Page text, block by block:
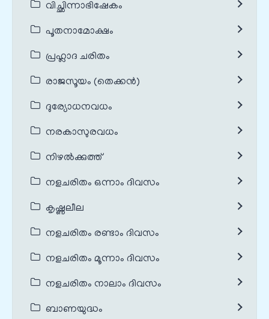
വിച്ഛിന്നാഭിഷേകം
പൂതനാമോക്ഷം
പ്രഹ്ലാദ ചരിതം
രാജസൂയം (തെക്കൻ)
ദുര്യോധനവധം
നരകാസുരവധം
നിഴൽക്കുത്ത്
നളചരിതം ഒന്നാം ദിവസം
കൃഷ്ണലീല
നളചരിതം രണ്ടാം ദിവസം
നളചരിതം മൂന്നാം ദിവസം
നളചരിതം നാലാം ദിവസം
ബാണയുദ്ധം